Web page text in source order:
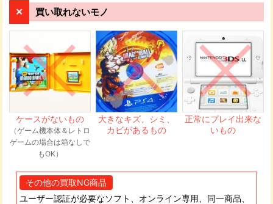
会社 メディア買取ネット宛
商品が弊社に届き次第、順次査定を行いま
す。査定の専任スタッフが一点一点しっか
り査定させていただきます。
たします。買取金額にご納得いただけれ
ば、メールまたは電話でお知らせくださ
い。当日~48時間以内にお客様の振込口座
買い取れないモノ
ケースがないもの
（ゲーム機本体＆レトロ
ゲームの場合は箱なしで
もOK）
大きなキズ、シミ、
カビがあるもの
正常にプレイ出来な
いもの
その他の買取NG商品
ユーザー認証が必要なソフト、オンライン専用、同一商品、